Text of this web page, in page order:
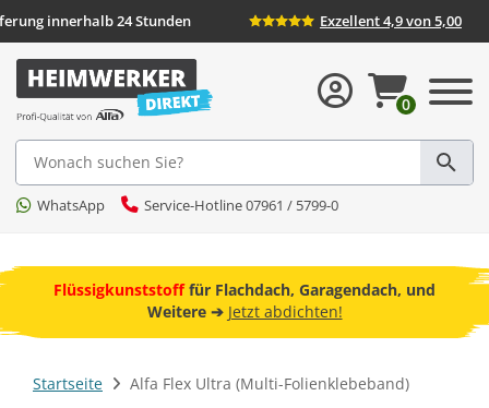
Lieferung innerhalb 24 Stunden Exzellent 4,9
Suche
WhatsApp Service-Hotline 07961 / 5799-0
0
Flüssigkunststofffür Flachdach, Garagendach, und
Weitere ➔ Jetzt abdichten!
Startseite Alfa Flex Ultra (Multi-Folienklebeband)